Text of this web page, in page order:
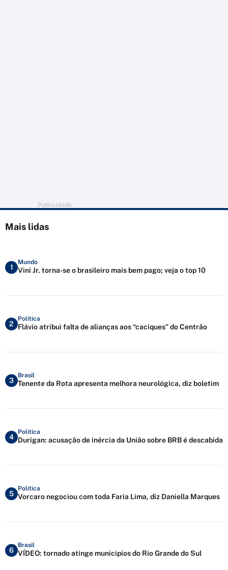
Publicidade
Mais lidas
1
Mundo
Vini Jr. torna-se o brasileiro mais bem pago; veja o top 10
2
Política
Flávio atribui falta de alianças aos “caciques” do Centrão
3
Brasil
Tenente da Rota apresenta melhora neurológica, diz boletim
4
Política
Durigan: acusação de inércia da União sobre BRB é descabida
5
Política
Vorcaro negociou com toda Faria Lima, diz Daniella Marques
6
Brasil
VÍDEO: tornado atinge municípios do Rio Grande do Sul